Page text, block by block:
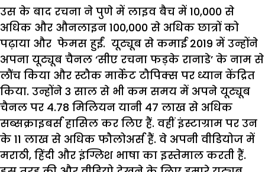
उस के बाद रचना ने पुणे में लाइव बैच में 10,000 से
अधिक और औनलाइन 100,000 से अधिक छात्रों को
पढ़ाया और फेमस हुईं. यूट्यूब से कमाई 2019 में उन्होंने
अपना यूट्यूब चैनल ‘सीए रचना फड़के रानाडे’ के नाम से
लौंच किया और स्टौक मार्केट टौपिक्स पर ध्यान केंद्रित
किया. उन्होंने 3 साल से भी कम समय में अपने यूट्यूब
चैनल पर 4.78 मिलियन यानी 47 लाख से अधिक
सब्सक्राइबर्स हासिल कर लिए हैं. वहीं इंस्टाग्राम पर उन
के 11 लाख से अधिक फौलोअर्स हैं. वे अपनी वीडियोज में
मराठी, हिंदी और इंग्लिश भाषा का इस्तेमाल करती हैं.